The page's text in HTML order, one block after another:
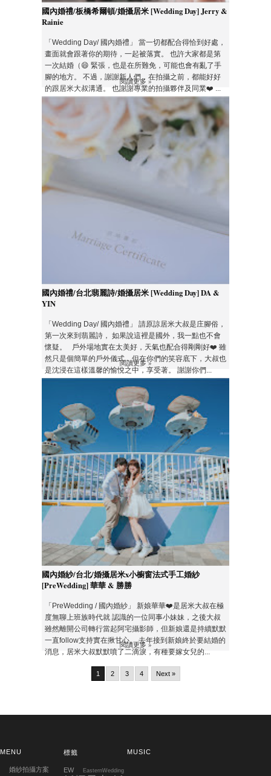
國內婚禮/板橋希爾頓/婚攝居米 [Wedding Day] Jerry &
Rainie
「Wedding Day/ 國內婚禮」 當一切都配合得恰到好處，
畫面就會跟著你的期待，一起被落實。 也許大家都是第
一次結婚（😄 緊張，也是在所難免，可能也會有亂了手
腳的地方。 不過，謝謝新人們，在拍攝之前，都能好好
的跟居米大叔溝通。 也謝謝專業的拍攝夥伴及同業❤️ ...
閱讀更多 »
國內婚禮/台北翡麗詩/婚攝居米 [Wedding Day] DA &
YIN
「Wedding Day/ 國內婚禮」 請原諒居米大叔是庄腳俗，
第一次來到翡麗詩， 如果說這裡是國外，我一點也不會
懷疑。 戶外場地實在太美好，天氣也配合得剛剛好❤️ 雖
然只是個簡單的戶外儀式，但在你們的笑容底下，大叔也
是沈浸在這樣溫馨的愉悅之中，享受著。 謝謝你們...
閱讀更多 »
國內婚紗/台北/婚攝居米x小櫥窗法式手工婚紗
[PreWedding] 華華 & 勝勝
「PreWedding / 國內婚紗」 新娘華華❤️是居米大叔在極
度無聊上班族時代就 認識的一位同事小妹妹，之後大叔
雖然離開公司轉行當起阿宅攝影師，但新娘還是持續默默
一直follow支持實在揪甘心。 去年接到新娘終於要結婚的
消息，居米大叔默默噴了二滴淚，有種要嫁女兒的...
閱讀更多 »
1 2 3 4 Next »
MENU
婚紗拍攝方案
標籤
EW EasternWedding
MUSIC